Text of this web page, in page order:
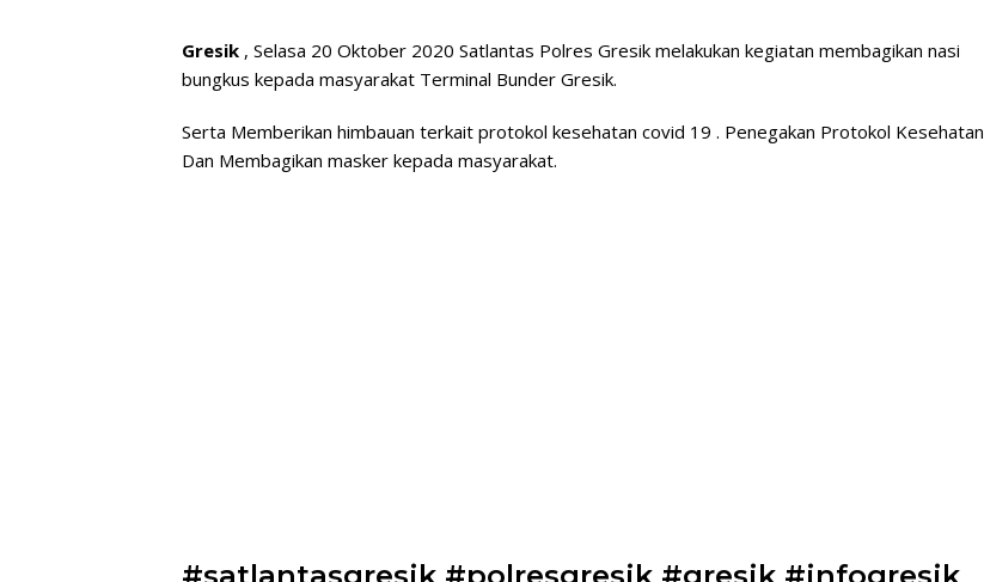
Gresik , Selasa 20 Oktober 2020 Satlantas Polres Gresik melakukan kegiatan membagikan nasi
bungkus kepada masyarakat Terminal Bunder Gresik.
Serta Memberikan himbauan terkait protokol kesehatan covid 19 . Penegakan Protokol Kesehatan
Dan Membagikan masker kepada masyarakat.
#satlantasgresik #polresgresik #gresik #infogresik